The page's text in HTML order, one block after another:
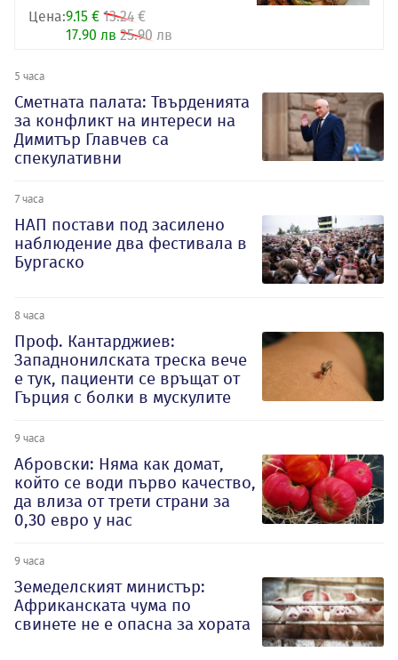
Цена:9.15 € 13.24 €
17.90 лв 25.90 лв
5 часа
Сметната палата: Твърденията
за конфликт на интереси на
Димитър Главчев са
спекулативни
7 часа
НАП постави под засилено
наблюдение два фестивала в
Бургаско
8 часа
Проф. Кантарджиев:
Западнонилската треска вече
е тук, пациенти се връщат от
Гърция с болки в мускулите
9 часа
Абровски: Няма как домат,
който се води първо качество,
да влиза от трети страни за
0,30 евро у нас
9 часа
Земеделският министър:
Африканската чума по
свинете не е опасна за хората